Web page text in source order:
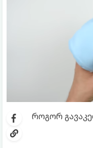
როგორ